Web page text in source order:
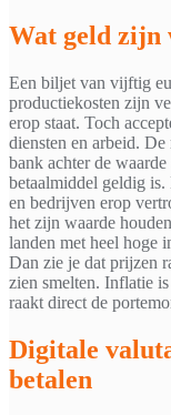
Wat geld zijn
Een biljet van vijftig
productiekosten zijn
erop staat. Toch
diensten en arbeid.
bank achter de
betaalmiddel geldig
en bedrijven erop
het zijn waarde
landen met heel hoge
Dan zie je dat prijzen
zien smelten. Inflatie
raakt direct de
Digitale
betalen